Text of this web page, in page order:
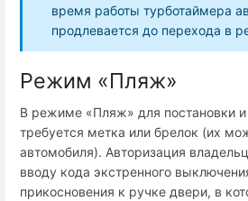
время работы турботаймера
продлевается до перехода в
Режим «Пляж»
В режиме «Пляж» для постановки
требуется метка или брелок (их
автомобиля). Авторизация
вводу кода экстренного
прикосновения к ручке двери, в